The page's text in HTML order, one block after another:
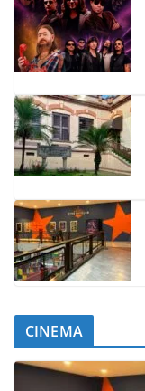
CINEMA